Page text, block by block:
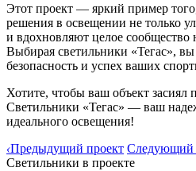
Этот проект — яркий пример
решения в освещении не только
и вдохновляют целое сообщество
Выбирая светильники «Тегас», вы
безопасность и успех ваших
Хотите, чтобы ваш объект засиял
Светильники «Тегас» — ваш
идеального освещения!
‹Предыдущий проект Следующий
Светильники в проекте